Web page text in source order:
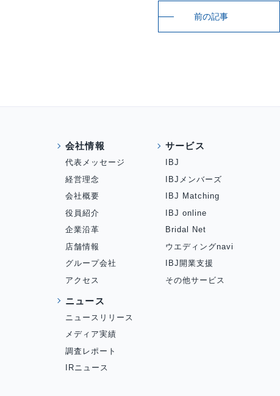
前の記事
会社情報
代表メッセージ
経営理念
会社概要
役員紹介
企業沿革
店舗情報
グループ会社
アクセス
ニュース
ニュースリリース
メディア実績
調査レポート
IRニュース
サービス
IBJ
IBJメンバーズ
IBJ Matching
IBJ online
Bridal Net
ウエディングnavi
IBJ開業支援
その他サービス